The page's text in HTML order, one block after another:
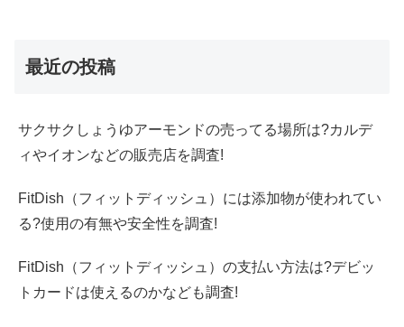
最近の投稿
サクサクしょうゆアーモンドの売ってる場所は?カルデ
ィやイオンなどの販売店を調査!
FitDish（フィットディッシュ）には添加物が使われてい
る?使用の有無や安全性を調査!
FitDish（フィットディッシュ）の支払い方法は?デビッ
トカードは使えるのかなども調査!